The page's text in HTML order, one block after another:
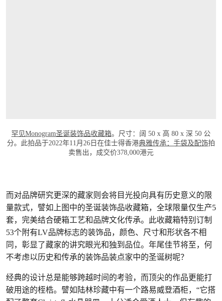
罕见Monogram圣诞装饰品收藏箱。尺寸：阔 50 x 高 80 x 深 50 公
分。此拍品于2022年11月26日在佳士得香港典雅传承：手袋及配饰拍
卖售出，成交价378,000港元
而对品牌研究更深的藏家则会将目光投向具有历史意义的限
量款式，譬如上图中的圣诞装饰品收藏箱，全球限量仅生产5
套，完美结合硬箱工艺和品牌文化传承。此收藏箱特别订制
53个附有LV品牌标志的装饰品，颜色、尺寸和形状各不相
同，彰显了藏家的讲究眼光和独到品位。年尾佳节将至，何
不考虑以历史和传承的装饰品装点家中的圣诞树呢？
经典的设计总是能够跨越时间的考验，而顶尖的作品更能打
破用途的桎梏。譬如陆林珍藏中有一个路易威登酒柜，“它搭